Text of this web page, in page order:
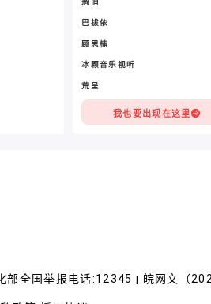
巴拔依
顾思楠
冰颗音乐视听
荒呈
我也要出现在这里
部全国举报电话:12345 | 皖网文（